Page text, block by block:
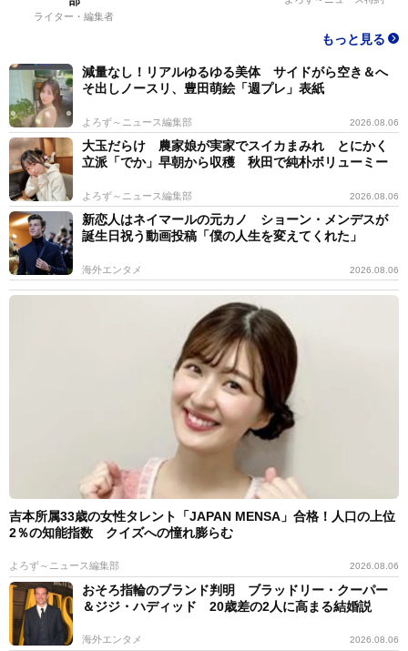
ライター・編集者
もっと見る
減量なし！リアルゆるゆる美体 サイドがら空き＆へ
そ出しノースリ、豊田萌絵「週プレ」表紙
よろず～ニュース編集部 2026.08.06
大玉だらけ 農家娘が実家でスイカまみれ とにかく
立派「でか」早朝から収穫 秋田で純朴ボリューミー
よろず～ニュース編集部 2026.08.06
新恋人はネイマールの元カノ ショーン・メンデスが
誕生日祝う動画投稿「僕の人生を変えてくれた」
海外エンタメ 2026.08.06
吉本所属33歳の女性タレント「JAPAN MENSA」合格！人口の上位
2％の知能指数 クイズへの憧れ膨らむ
よろず～ニュース編集部 2026.08.06
おそろ指輪のブランド判明 ブラッドリー・クーパー
＆ジジ・ハディッド 20歳差の2人に高まる結婚説
海外エンタメ 2026.08.06